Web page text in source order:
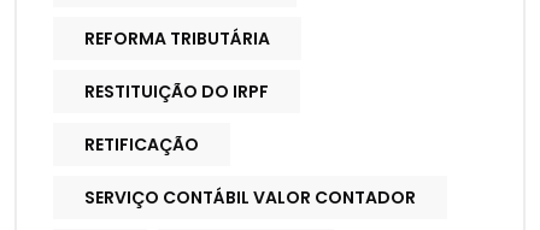
REFORMA TRIBUTÁRIA
RESTITUIÇÃO DO IRPF
RETIFICAÇÃO
SERVIÇO CONTÁBIL VALOR CONTADOR